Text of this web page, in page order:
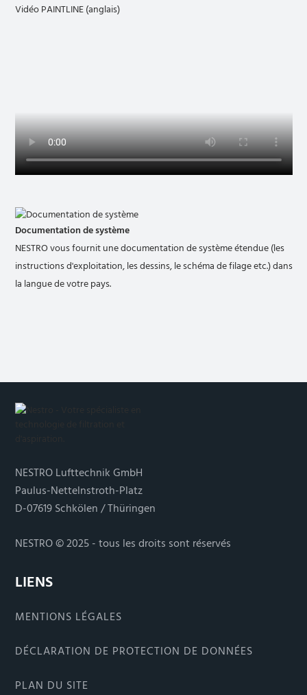
Vidéo PAINTLINE (anglais)
Documentation de système
NESTRO vous fournit une documentation de système étendue (les
instructions d'exploitation, les dessins, le schéma de filage etc.) dans
la langue de votre pays.
NESTRO Lufttechnik GmbH
Paulus-Nettelnstroth-Platz
D-07619 Schkölen / Thüringen
NESTRO © 2025 - tous les droits sont réservés
LIENS
MENTIONS LÉGALES
DÉCLARATION DE PROTECTION DE DONNÉES
PLAN DU SITE